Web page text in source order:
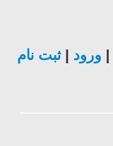
ورود |ثبت نام